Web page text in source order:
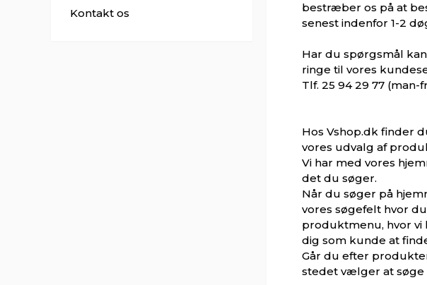
Kontakt os
bestræber os på at
senest indenfor 1-2
Har du spørgsmål
ringe til vores
Tlf. 25 94 29 77 (man-
Hos Vshop.dk finder
vores udvalg af
Vi har med vores
det du søger.
Når du søger på
vores søgefelt hvor
produktmenu, hvor
dig som kunde at
Går du efter
stedet vælger at